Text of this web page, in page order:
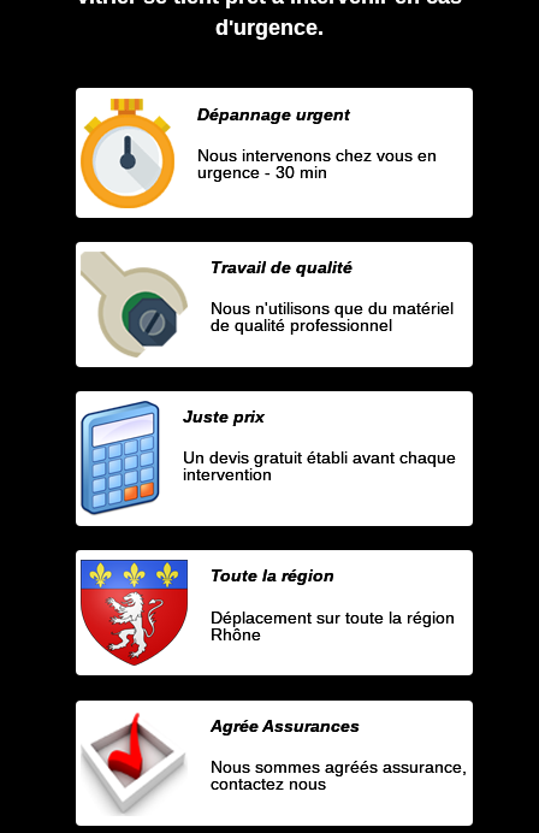
d'urgence.
Dépannage urgent
Nous intervenons chez vous en
urgence - 30 min
Travail de qualité
Nous n'utilisons que du matériel
de qualité professionnel
Juste prix
Un devis gratuit établi avant chaque
intervention
Toute la région
Déplacement sur toute la région
Rhône
Agrée Assurances
Nous sommes agréés assurance,
contactez nous